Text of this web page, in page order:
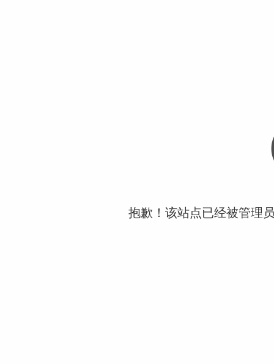
抱歉！该站点已经被管理